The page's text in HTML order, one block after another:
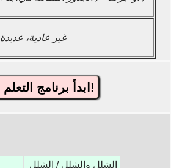
غير عادية، عديدة
ابدأ برنامج التعلم!
الشلل والشلل / الشلل